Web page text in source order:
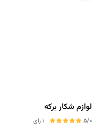
لوازم شکار برکه
5/0
1 رای